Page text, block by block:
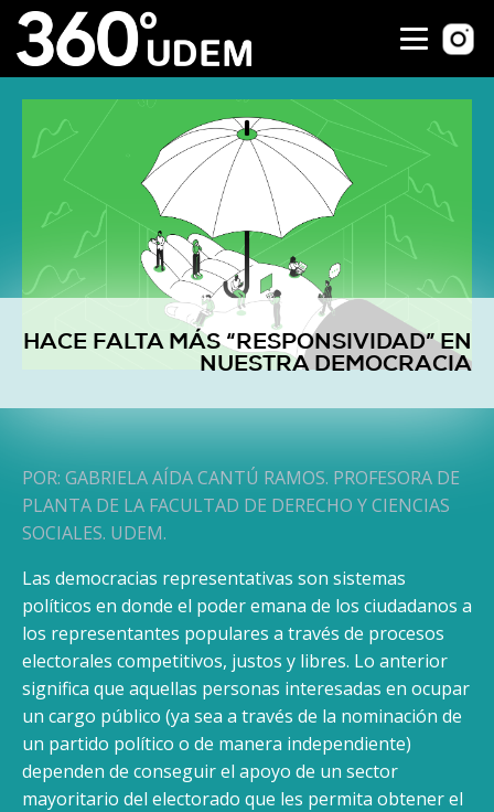
HACE FALTA MÁS “RESPONSIVIDAD” EN
NUESTRA DEMOCRACIA
POR: GABRIELA AÍDA CANTÚ RAMOS. PROFESORA DE
PLANTA DE LA FACULTAD DE DERECHO Y CIENCIAS
SOCIALES. UDEM.
Las democracias representativas son sistemas
políticos en donde el poder emana de los ciudadanos a
los representantes populares a través de procesos
electorales competitivos, justos y libres. Lo anterior
significa que aquellas personas interesadas en ocupar
un cargo público (ya sea a través de la nominación de
un partido político o de manera independiente)
dependen de conseguir el apoyo de un sector
mayoritario del electorado que les permita obtener el